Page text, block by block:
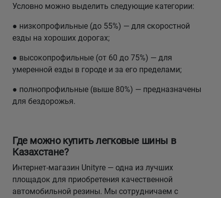
Условно можно выделить следующие категории:
● низкопрофильные (до 55%) — для скоростной
езды на хороших дорогах;
● высокопрофильные (от 60 до 75%) — для
умеренной езды в городе и за его пределами;
● полнопрофильные (выше 80%) — предназначены
для бездорожья.
Где можно купить легковые шины в
Казахстане?
Интернет-магазин Unityre — одна из лучших
площадок для приобретения качественной
автомобильной резины. Мы сотрудничаем с